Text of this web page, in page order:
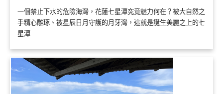
一個禁止下水的危險海灣，花蓮七星潭究竟魅力何在？被大自然之
手精心雕琢、被星辰日月守護的月牙灣，這就是誕生美麗之上的七
星潭